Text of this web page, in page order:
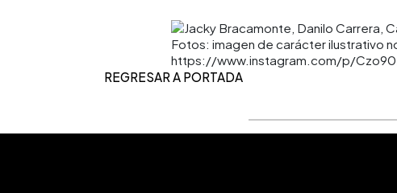
Fotos: imagen de carácter ilustrativo
https://www.instagram.com/p/
REGRESAR A PORTADA